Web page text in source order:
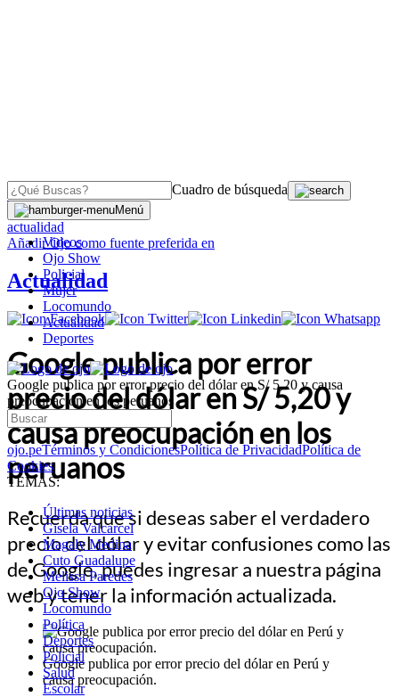
Cuadro de búsqueda
Menú
Videos
Ojo Show
Policial
Mujer
Locomundo
Actualidad
Deportes
Google publica por error precio del dólar en S/ 5,20 y causa
preocupación en los peruanos
ojo.peTérminos y CondicionesPolítica de PrivacidadPolítica de
Cookies
TEMAS:
Últimas noticias
Gisela Valcarcel
Magaly Medina
Cuto Guadalupe
Melissa Paredes
Ojo Show
Locomundo
Política
Deportes
Policial
Salud
Escolar
OJO
actualidad
AñadirOjocomo fuente preferida en
Actualidad
Google publica por error
precio del dólar en S/ 5,20 y
causa preocupación en los
peruanos
Recuerda que si deseas saber el verdadero
precio del dólar y evitar confusiones como las
de Google, puedes ingresar a nuestra página
web y tener la información actualizada.
Google publica por error precio del dólar en Perú y
causa preocupación.